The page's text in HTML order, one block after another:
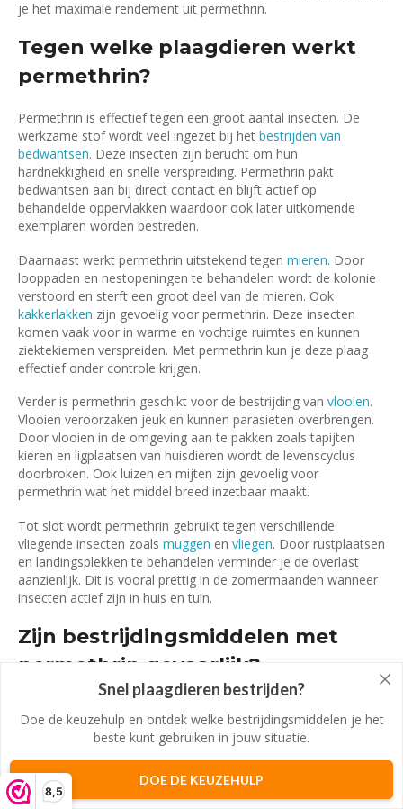
8,5
je het maximale rendement uit permethrin.
Tegen welke plaagdieren werkt
permethrin?
Permethrin is effectief tegen een groot aantal insecten. De
werkzame stof wordt veel ingezet bij het bestrijden van
bedwantsen. Deze insecten zijn berucht om hun
hardnekkigheid en snelle verspreiding. Permethrin pakt
bedwantsen aan bij direct contact en blijft actief op
behandelde oppervlakken waardoor ook later uitkomende
exemplaren worden bestreden.
Daarnaast werkt permethrin uitstekend tegen mieren. Door
looppaden en nestopeningen te behandelen wordt de kolonie
verstoord en sterft een groot deel van de mieren. Ook
kakkerlakken zijn gevoelig voor permethrin. Deze insecten
komen vaak voor in warme en vochtige ruimtes en kunnen
ziektekiemen verspreiden. Met permethrin kun je deze plaag
effectief onder controle krijgen.
Verder is permethrin geschikt voor de bestrijding van vlooien.
Vlooien veroorzaken jeuk en kunnen parasieten overbrengen.
Door vlooien in de omgeving aan te pakken zoals tapijten
kieren en ligplaatsen van huisdieren wordt de levenscyclus
doorbroken. Ook luizen en mijten zijn gevoelig voor
permethrin wat het middel breed inzetbaar maakt.
Tot slot wordt permethrin gebruikt tegen verschillende
vliegende insecten zoals muggen en vliegen. Door rustplaatsen
en landingsplekken te behandelen verminder je de overlast
aanzienlijk. Dit is vooral prettig in de zomermaanden wanneer
insecten actief zijn in huis en tuin.
Zijn bestrijdingsmiddelen met
permethrin gevaarlijk?
permethrin op een verantwoorde manier te gebruiken. De stof
is giftig voor insecten maar kan bij verkeerd gebruik ook
risico’s opleveren voor mensen en dieren. Door altijd de
gebruiksaanwijzing te volgen beperk je deze risico’s tot een
minimum.
Snel plaagdieren bestrijden?
Doe de keuzehulp en ontdek welke bestrijdingsmiddelen je het
beste kunt gebruiken in jouw situatie.
DOE DE KEUZEHULP